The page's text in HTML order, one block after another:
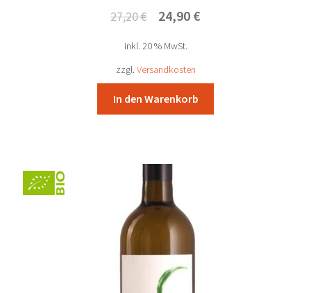
27,20€
Ursprünglicher
war:
27,20 €
24,90 €Aktueller
inkl. 20 % MwSt.
zzgl. Versandkosten
In den Warenkorb